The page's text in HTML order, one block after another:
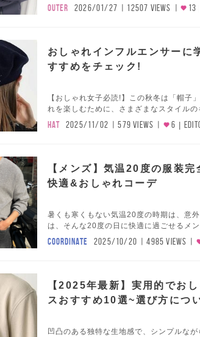
OUTER 2026/01/27 12507 VIEWS 13
おしゃれインフルエンサーに
すすめをチェック!
【おしゃれ女子必読!】この秋冬は「帽子
れを楽しむために、さまざまなスタイル
HAT 2025/11/02 579 VIEWS 6
【メンズ】気温20度の服装
快適&おしゃれコーデ
暑くも寒くもない気温20度の時期は、意
は、そんな20度の日に快適に過ごせるメ
COORDINATE 2025/10/20 4985 VIEWS
【2025年最新】実用的でお
スおすすめ10選~選び方につ
凹凸のある独特な生地感で、シンプルな